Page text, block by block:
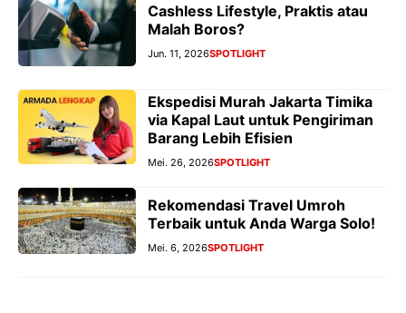
Cashless Lifestyle, Praktis atau
Malah Boros?
Jun. 11, 2026SPOTLIGHT
Ekspedisi Murah Jakarta Timika
via Kapal Laut untuk Pengiriman
Barang Lebih Efisien
Mei. 26, 2026SPOTLIGHT
Rekomendasi Travel Umroh
Terbaik untuk Anda Warga Solo!
Mei. 6, 2026SPOTLIGHT